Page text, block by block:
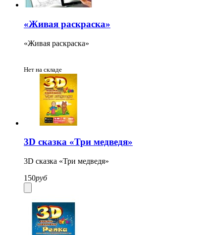
«Живая раскраска»
«Живая раскраска»
Нет на складе
3D cказка «Три медведя»
3D cказка «Три медведя»
150руб